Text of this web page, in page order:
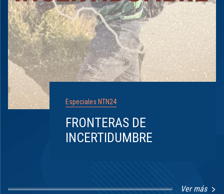
Especiales NTN24
FRONTERAS DE
INCERTIDUMBRE
Ver más